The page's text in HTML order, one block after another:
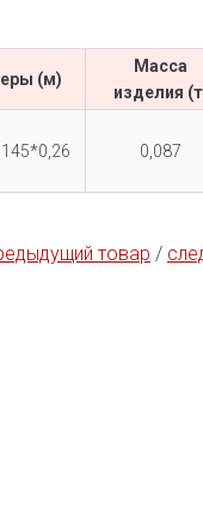
(м)
Масса
изделия
0,087
товар /